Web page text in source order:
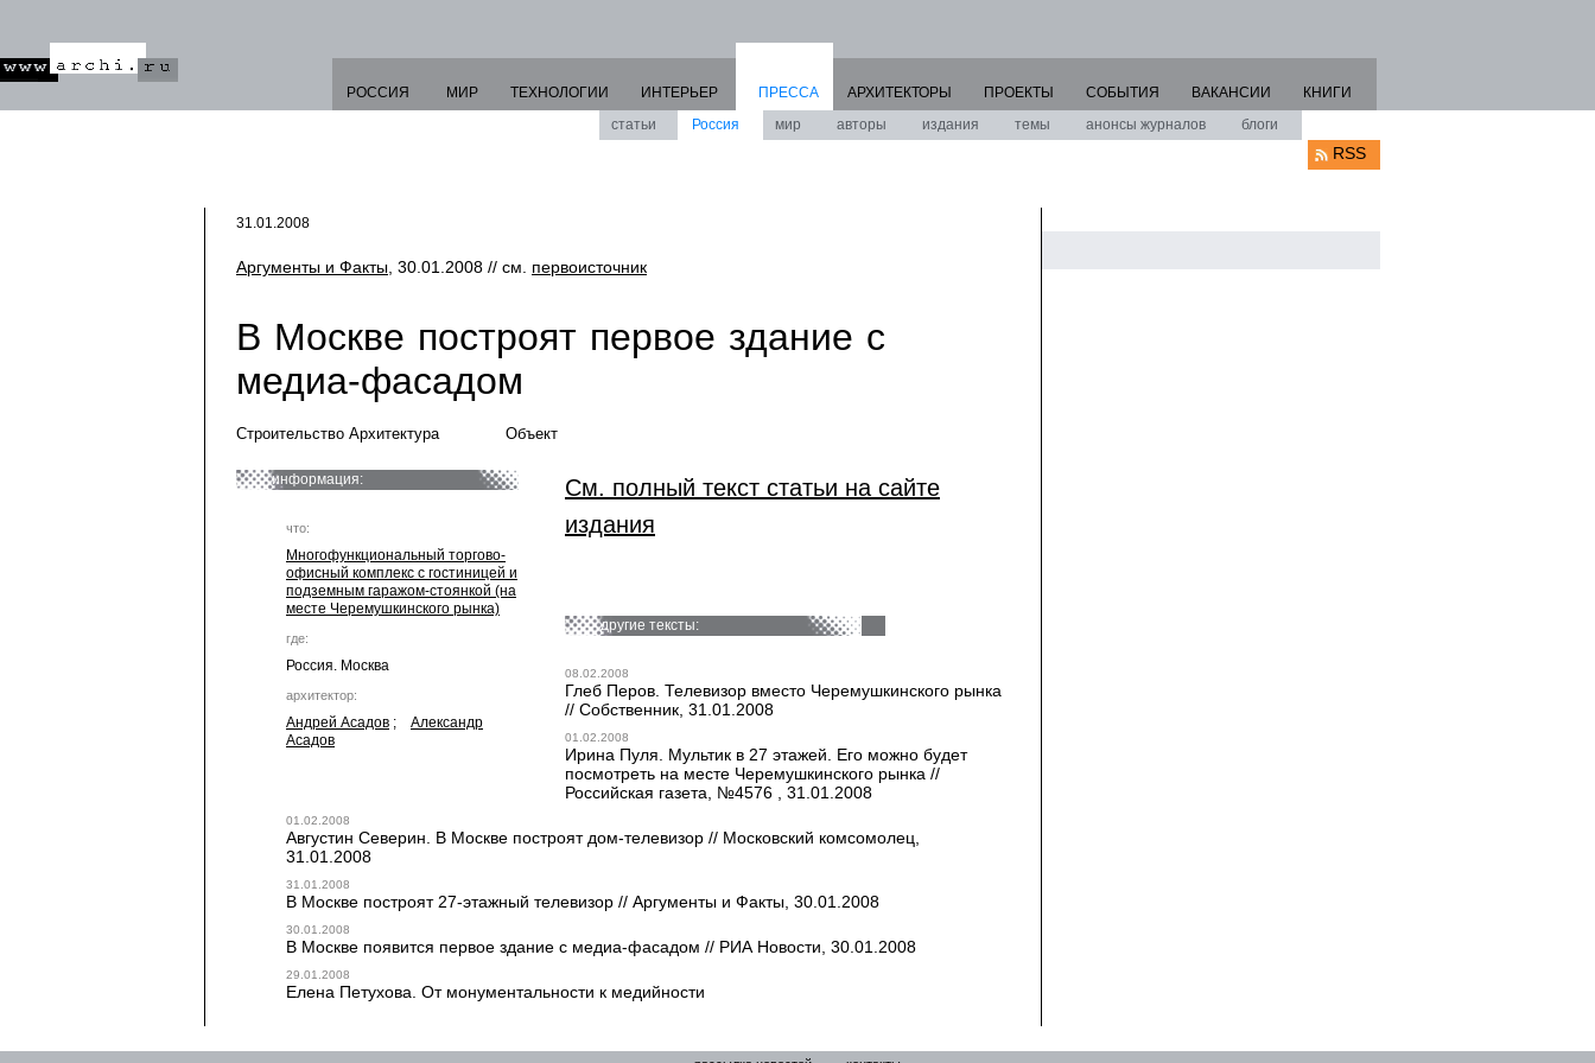
РОССИЯ МИР ТЕХНОЛОГИИ ИНТЕРЬЕР
ПРЕССА
статьи
Россия мир авторы издания темы анонсы журналов блоги
АРХИТЕКТОРЫ ПРОЕКТЫ СОБЫТИЯ ВАКАНСИИ КНИГИ
RSS
31.01.2008
Аргументы и Факты , 30.01.2008 // см. первоисточник
В Москве построят первое здание с
медиа-фасадом
Строительство Архитектура Объект
информация:
что:
Многофункциональный торгово-
офисный комплекс с гостиницей и
подземным гаражом-стоянкой (на
месте Черемушкинского рынка)
где:
Россия. Москва
архитектор:
Андрей Асадов ; Александр
Асадов
См. полный текст статьи на сайте
издания
другие тексты:
08.02.2008
Глеб Перов. Телевизор вместо Черемушкинского рынка
// Собственник, 31.01.2008
01.02.2008
Ирина Пуля. Мультик в 27 этажей. Его можно будет
посмотреть на месте Черемушкинского рынка //
Российская газета, №4576 , 31.01.2008
01.02.2008
Августин Северин. В Москве построят дом-телевизор // Московский комсомолец,
31.01.2008
31.01.2008
В Москве построят 27-этажный телевизор // Аргументы и Факты, 30.01.2008
30.01.2008
В Москве появится первое здание с медиа-фасадом // РИА Новости, 30.01.2008
29.01.2008
Елена Петухова. От монументальности к медийности